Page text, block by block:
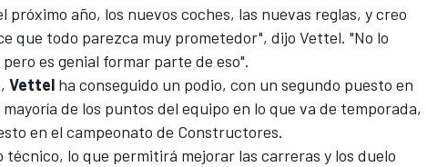
próximo año, los nuevos coches, las nuevas reglas, y creo
que todo parezca muy prometedor", dijo Vettel. "No lo
es genial formar parte de eso".
Vettel ha conseguido un podio, con un segundo puesto en
de los puntos del equipo en lo que va de temporada,
en el campeonato de Constructores.
técnico, lo que permitirá mejorar las carreras y los duelo